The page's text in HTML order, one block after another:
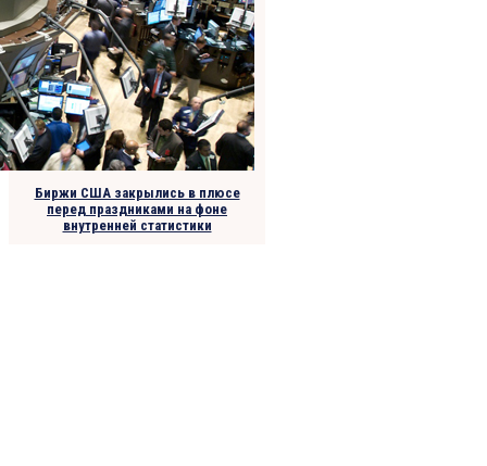
Биржи США закрылись в плюсе
перед праздниками на фоне
внутренней статистики